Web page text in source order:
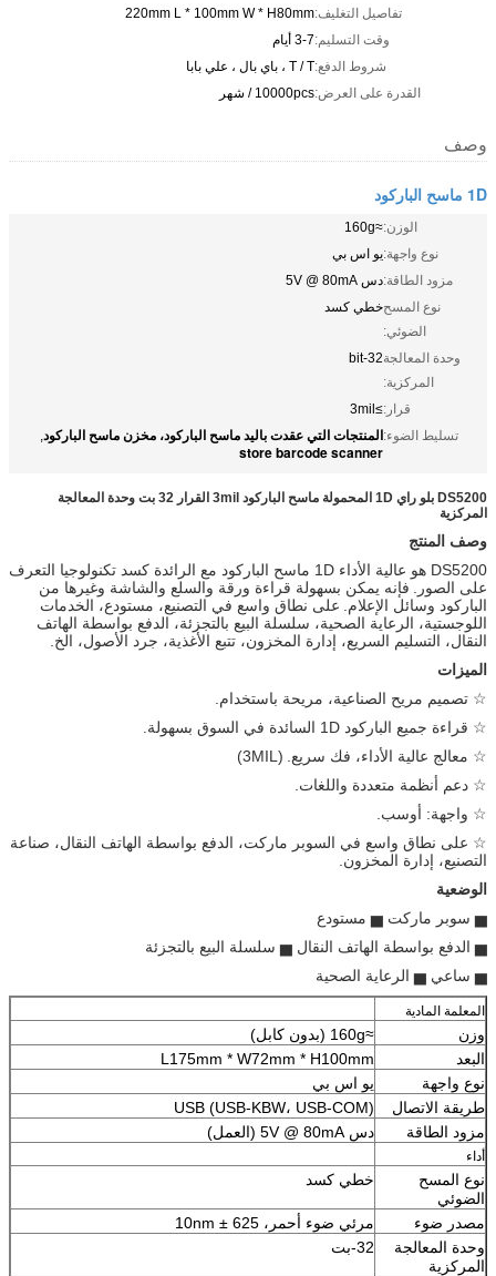
تفاصيل التغليف:220mm L * 100mm W * H80mm
وقت التسليم:3-7 أيام
شروط الدفع:T / T ، باي بال ، علي بابا
القدرة على العرض:10000pcs / شهر
وصف
1D ماسح الباركود
الوزن:≈160g
نوع واجهة:يو اس بي
مزود الطاقة:دس 5V @ 80mA
نوع المسح
الضوئي:
خطي كسد
وحدة المعالجة
المركزية:
32-bit
قرار:≥3mil
تسليط الضوء:المنتجات التي عقدت باليد ماسح الباركود، مخزن ماسح الباركود,
store barcode scanner
DS5200 بلو راي 1D المحمولة ماسح الباركود 3mil القرار 32 بت وحدة المعالجة
المركزية
وصف المنتج
DS5200 هو عالية الأداء 1D ماسح الباركود مع الرائدة كسد تكنولوجيا التعرف
على الصور.
فإنه يمكن بسهولة قراءة ورقة والسلع والشاشة وغيرها من
الباركود وسائل الإعلام. على نطاق واسع في التصنيع، مستودع، الخدمات
اللوجستية، الرعاية الصحية، سلسلة البيع بالتجزئة، الدفع بواسطة الهاتف
النقال، التسليم السريع، إدارة المخزون، تتبع الأغذية، جرد الأصول، الخ.
الميزات
☆ تصميم مريح الصناعية، مريحة باستخدام.
☆ قراءة جميع الباركود 1D السائدة في السوق بسهولة.
☆ معالج عالية الأداء، فك سريع. (3MIL)
☆ دعم أنظمة متعددة واللغات.
☆ واجهة: أوسب.
☆ على نطاق واسع في السوبر ماركت، الدفع بواسطة الهاتف النقال، صناعة
التصنيع، إدارة المخزون.
الوضعية
▅ سوبر ماركت ▅ مستودع
▅ الدفع بواسطة الهاتف النقال ▅ سلسلة البيع بالتجزئة
▅ ساعي ▅ الرعاية الصحية
المعلمة المادية
وزن
≈160g (بدون كابل)
البعد
L175mm * W72mm * H100mm
نوع واجهة
يو اس بي
طريقة الاتصال
USB (USB-KBW، USB-COM)
مزود الطاقة
دس 5V @ 80mA (العمل)
أداء
نوع المسح
الضوئي
خطي كسد
مصدر ضوء
مرئي ضوء أحمر، 625 ± 10nm
وحدة المعالجة
المركزية
32-بت